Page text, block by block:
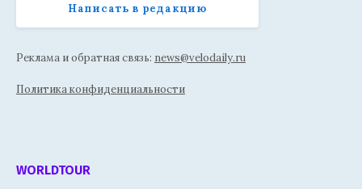
Написать в редакцию
Реклама и обратная связь: news@velodaily.ru
Политика конфиденциальности
WORLDTOUR